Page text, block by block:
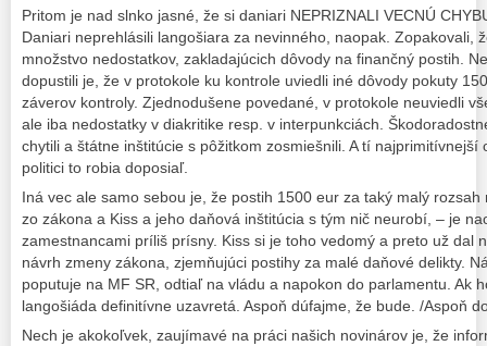
Pritom je nad slnko jasné, že si daniari NEPRIZNALI VECNÚ
Daniari neprehlásili langošiara za nevinného, naopak. Zopakovali,
množstvo nedostatkov, zakladajúcich dôvody na finančný postih.
dopustili je, že v protokole ku kontrole uviedli iné dôvody pokuty
záverov kontroly. Zjednodušene povedané, v protokole neuviedli
ale iba nedostatky v diakritike resp. v interpunkciách.
chytili a štátne inštitúcie s pôžitkom zosmiešnili. A tí
politici to robia doposiaľ.
Iná vec ale samo sebou je, že postih 1500 eur za taký malý
zo zákona a Kiss a jeho daňová inštitúcia s tým nič neurobí, – je
zamestnancami príliš prísny. Kiss si je toho vedomý a preto už dal
návrh zmeny zákona, zjemňujúci postihy za malé daňové delikty.
poputuje na MF SR, odtiaľ na vládu a napokon do parlamentu. Ak
langošiáda definitívne uzavretá. Aspoň dúfajme, že bude. /Aspoň
Nech je akokoľvek, zaujímavé na práci našich novinárov je, že